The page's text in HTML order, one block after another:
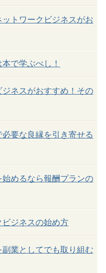
トワークビジネスがお
で学ぶべし！
ネスがおすすめ！その
要な良縁を引き寄せる
めるなら報酬プランの
ジネスの始め方
業としてでも取り組む